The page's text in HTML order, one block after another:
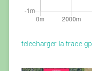
telecharger la trace